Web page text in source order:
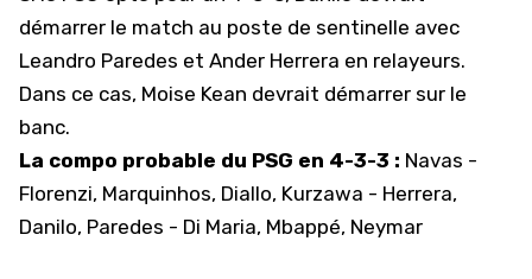
démarrer le match au poste de sentinelle avec
Leandro Paredes et Ander Herrera en relayeurs.
Dans ce cas, Moise Kean devrait démarrer sur le
banc.
La compo probable du PSG en 4-3-3 : Navas -
Florenzi, Marquinhos, Diallo, Kurzawa - Herrera,
Danilo, Paredes - Di Maria, Mbappé, Neymar